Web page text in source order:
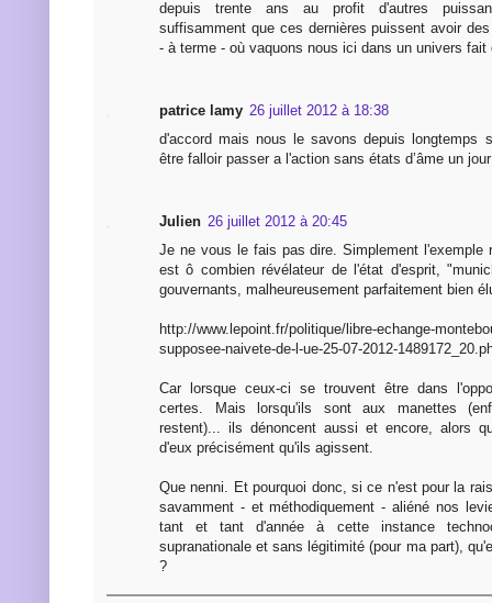
depuis trente ans au profit d'autres
suffisamment que ces dernières puissent avoir
- à terme - où vaquons nous ici dans un univers
patrice lamy 26 juillet 2012 à 18:38
d'accord mais nous le savons depuis longtemps
être falloir passer a l'action sans états d’âme un jour
Julien 26 juillet 2012 à 20:45
Je ne vous le fais pas dire. Simplement l'exemple
est ô combien révélateur de l'état d'esprit,
gouvernants, malheureusement parfaitement bien
http://www.lepoint.fr/politique/libre-echange-
supposee-naivete-de-l-ue-25-07-2012-
Car lorsque ceux-ci se trouvent être dans
certes. Mais lorsqu'ils sont aux manettes
restent)... ils dénoncent aussi et encore, alors
d'eux précisément qu'ils agissent.
Que nenni. Et pourquoi donc, si ce n'est pour la
savamment - et méthodiquement - aliéné nos
tant et tant d'année à cette instance
supranationale et sans légitimité (pour ma part),
?